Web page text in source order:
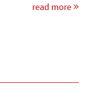
read more